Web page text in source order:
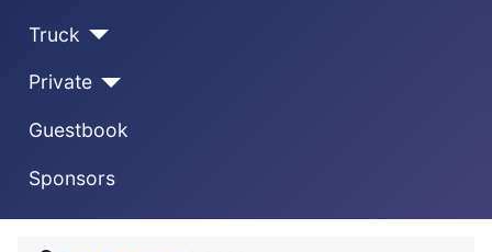
Truck
Private
Guestbook
Sponsors